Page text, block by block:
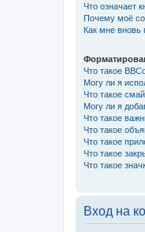
Что означает
Почему моё
Как мне вновь
Что такое
Могу ли я
Что такое
Могу ли я
Что такое
Что такое
Что такое
Что такое
Что такое
Вход на